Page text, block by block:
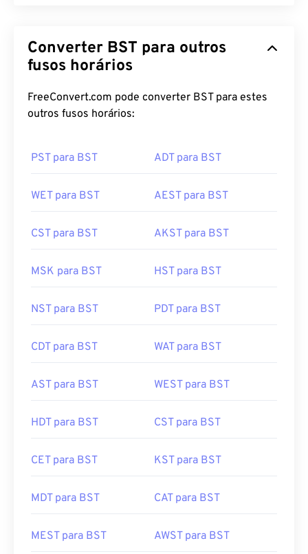
Converter BST para outros
fusos horários
FreeConvert.com pode converter BST para estes
outros fusos horários:
PST para BST ADT para BST
WET para BST AEST para BST
CST para BST AKST para BST
MSK para BST HST para BST
NST para BST PDT para BST
CDT para BST WAT para BST
AST para BST WEST para BST
HDT para BST CST para BST
CET para BST KST para BST
MDT para BST CAT para BST
MEST para BST AWST para BST